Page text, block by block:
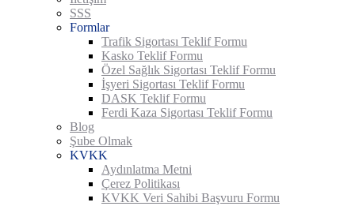
SSS
Formlar
Trafik Sigortası Teklif Formu
Kasko Teklif Formu
Özel Sağlık Sigortası Teklif Formu
İşyeri Sigortası Teklif Formu
DASK Teklif Formu
Ferdi Kaza Sigortası Teklif Formu
Blog
Şube Olmak
KVKK
Aydınlatma Metni
Çerez Politikası
KVKK Veri Sahibi Başvuru Formu